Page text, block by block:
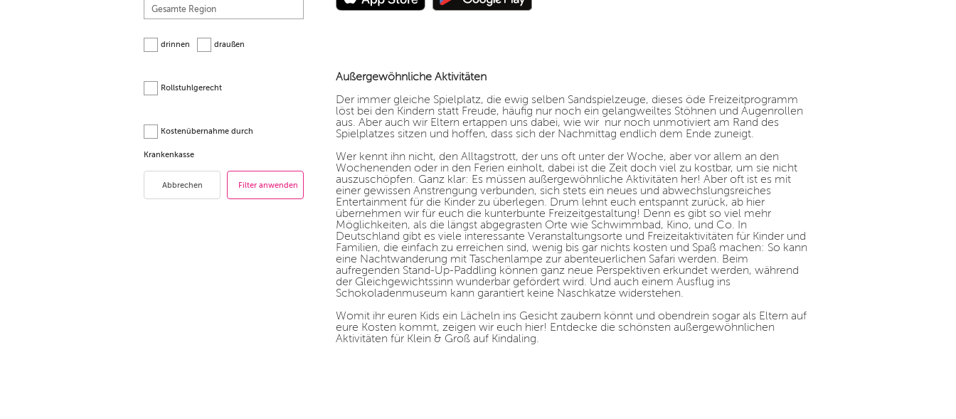
drinnen draußen
Rollstuhlgerecht
Kostenübernahme durch
Krankenkasse
Abbrechen
Außergewöhnliche Aktivitäten
Der immer gleiche Spielplatz, die ewig selben Sandspielzeuge, dieses öde Freizeitprogramm
löst bei den Kindern statt Freude, häufig nur noch ein gelangweiltes Stöhnen und Augenrollen
aus. Aber auch wir Eltern ertappen uns dabei, wie wir nur noch unmotiviert am Rand des
Spielplatzes sitzen und hoffen, dass sich der Nachmittag endlich dem Ende zuneigt.
Wer kennt ihn nicht, den Alltagstrott, der uns oft unter der Woche, aber vor allem an den
Wochenenden oder in den Ferien einholt, dabei ist die Zeit doch viel zu kostbar, um sie nicht
auszuschöpfen. Ganz klar: Es müssen außergewöhnliche Aktivitäten her! Aber oft ist es mit
einer gewissen Anstrengung verbunden, sich stets ein neues und abwechslungsreiches
Entertainment für die Kinder zu überlegen. Drum lehnt euch entspannt zurück, ab hier
übernehmen wir für euch die kunterbunte Freizeitgestaltung! Denn es gibt so viel mehr
Möglichkeiten, als die längst abgegrasten Orte wie Schwimmbad, Kino, und Co. In
Deutschland gibt es viele interessante Veranstaltungsorte und Freizeitaktivitäten für Kinder und
Familien, die einfach zu erreichen sind, wenig bis gar nichts kosten und Spaß machen: So kann
eine Nachtwanderung mit Taschenlampe zur abenteuerlichen Safari werden. Beim
aufregenden Stand-Up-Paddling können ganz neue Perspektiven erkundet werden, während
der Gleichgewichtssinn wunderbar gefördert wird. Und auch einem Ausflug ins
Schokoladenmuseum kann garantiert keine Naschkatze widerstehen.
Womit ihr euren Kids ein Lächeln ins Gesicht zaubern könnt und obendrein sogar als Eltern auf
eure Kosten kommt, zeigen wir euch hier! Entdecke die schönsten außergewöhnlichen
Aktivitäten für Klein & Groß auf Kindaling.